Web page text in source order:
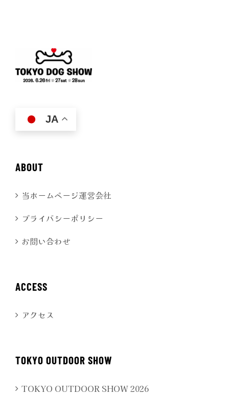
JA
ABOUT
当ホームページ運営会社
プライバシーポリシー
お問い合わせ
ACCESS
アクセス
TOKYO OUTDOOR SHOW
TOKYO OUTDOOR SHOW 2026